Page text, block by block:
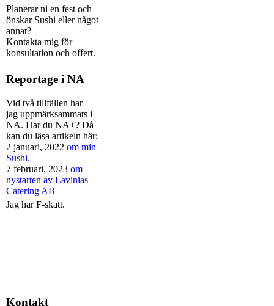
Planerar ni en fest och
önskar Sushi eller något
annat?
Kontakta mig för
konsultation och offert.
Reportage i NA
Vid två tillfällen har
jag uppmärksammats i
NA. Har du NA+? Då
kan du läsa artikeln här;
2 januari, 2022 om min
Sushi.
7 februari, 2023 om
nystarten av Lavinias
Catering AB
Jag har F-skatt.
Kontakt